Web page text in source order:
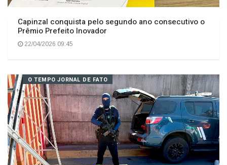
22/04/2026 09:45
O TEMPO JORNAL DE FATO